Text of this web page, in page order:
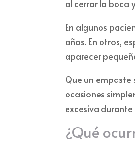
al cerrar la boca
En algunos
años. En otros,
aparecer
Que un empaste
ocasiones
excesiva
¿Qué